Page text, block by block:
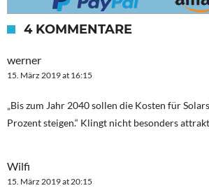
4 KOMMENTARE
werner
15. März 2019 at 16:15
„Bis zum Jahr 2040 sollen die Kosten für
Prozent steigen.“ Klingt nicht besonders
Wilfi
15. März 2019 at 20:15